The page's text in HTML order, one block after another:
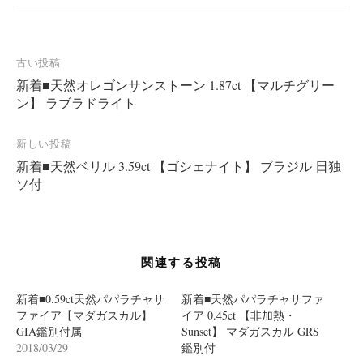
投
稿
ナ
ビ
ゲ
ー
古い投稿
新着■天然オレゴンサンストーン 1.87ct 【マルチグリー
ン】 ラブラドライト
新しい投稿
新着■天然ベリル 3.59ct 【ゴシェナイト】 ブラジル 日独
ソ付
関連する投稿
新着■0.59ct天然パパラチャサ
ファイア【マダガスカル】
GIA鑑別付属
2018/03/29
新着■天然パパラチャサファ
イア 0.45ct 【非加熱・
Sunset】 マダガスカル GRS
鑑別付